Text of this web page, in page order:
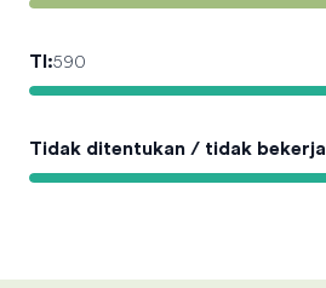
TI:590
Tidak ditentukan / tidak bekerja